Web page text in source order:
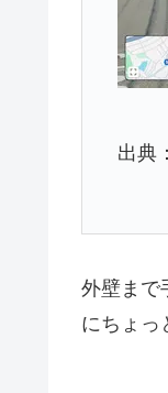
出典：
外壁まで
にちょっ